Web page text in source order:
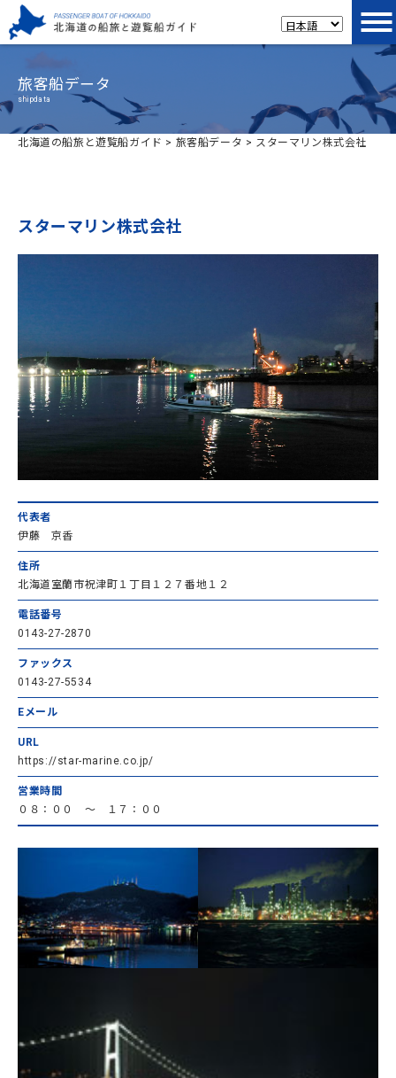
旅客船データ
shipdata
北海道の船旅と遊覧船ガイド > 旅客船データ > スターマリン株式会社
スターマリン株式会社
代表者
伊藤 京香
住所
北海道室蘭市祝津町１丁目１２７番地１２
電話番号
0143-27-2870
ファックス
0143-27-5534
Eメール
URL
https://star-marine.co.jp/
営業時間
０８：００ 〜 １７：００